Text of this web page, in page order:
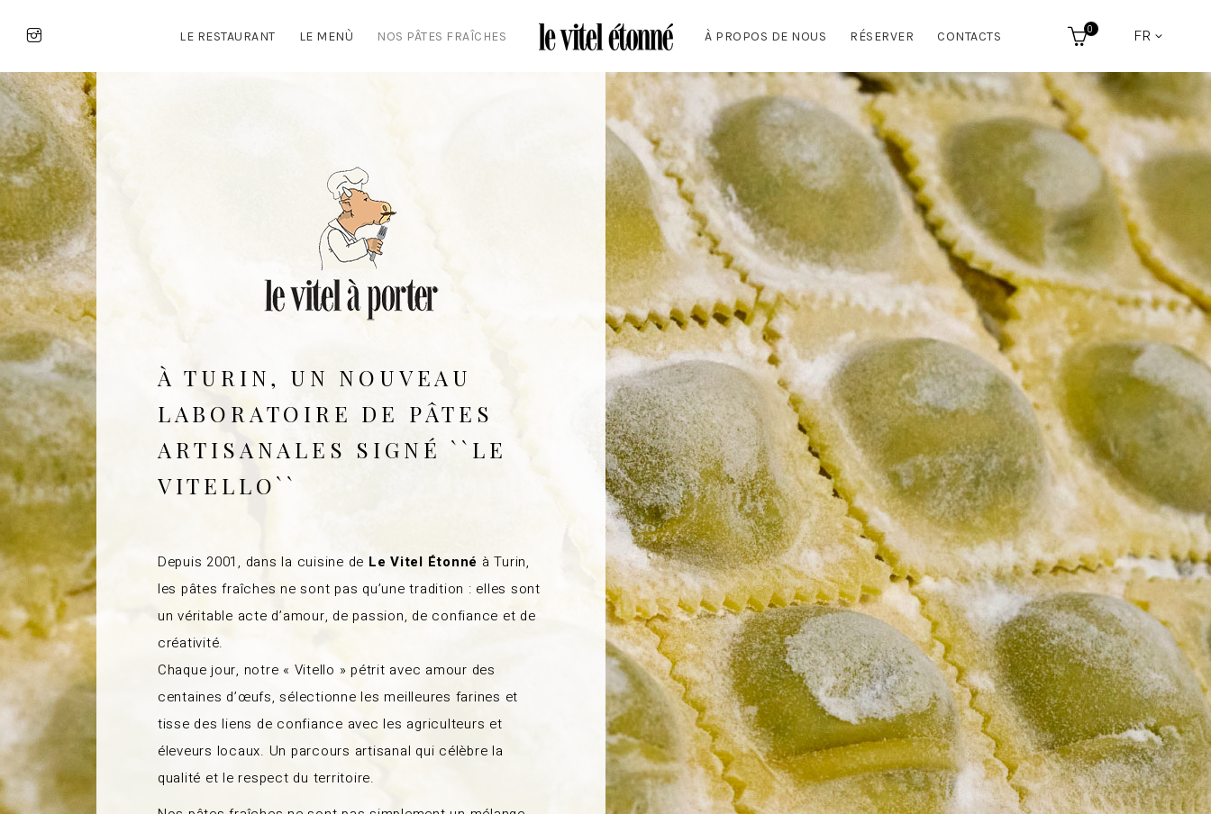
LE RESTAURANT LE MENÙ NOS PÂTES FRAÎCHES À PROPOS DE NOUS RÉSERVER CONTACTS 0 FR
À TURIN, UN NOUVEAU
LABORATOIRE DE PÂTES
ARTISANALES SIGNÉ ``LE
VITELLO``
Depuis 2001, dans la cuisine de Le Vitel Étonné à Turin,
les pâtes fraîches ne sont pas qu’une tradition : elles sont
un véritable acte d’amour, de passion, de confiance et de
créativité.
Chaque jour, notre « Vitello » pétrit avec amour des
centaines d’œufs, sélectionne les meilleures farines et
tisse des liens de confiance avec les agriculteurs et
éleveurs locaux. Un parcours artisanal qui célèbre la
qualité et le respect du territoire.